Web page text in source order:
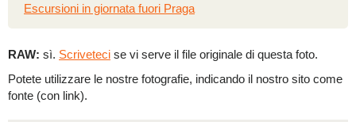
Escursioni in giornata fuori Praga
RAW: sì. Scriveteci se vi serve il file originale di questa foto.
Potete utilizzare le nostre fotografie, indicando il nostro sito come
fonte (con link).